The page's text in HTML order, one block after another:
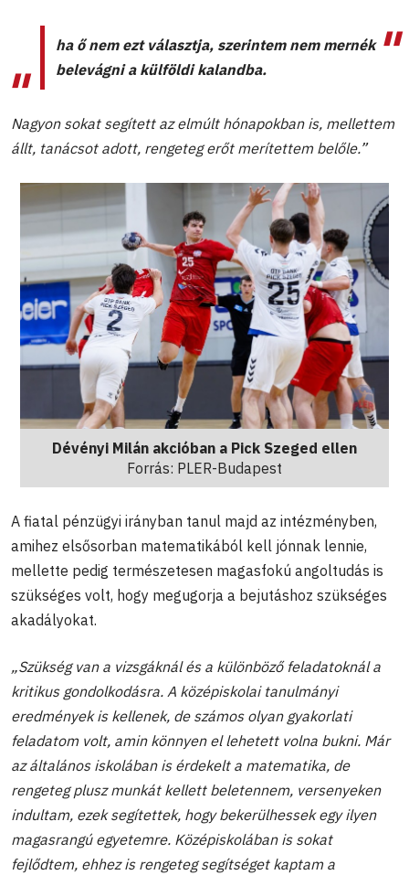
ha ő nem ezt választja, szerintem nem mernék
belevágni a külföldi kalandba.
Nagyon sokat segített az elmúlt hónapokban is, mellettem
állt, tanácsot adott, rengeteg erőt merítettem belőle.”
Dévényi Milán akcióban a Pick Szeged ellen
Forrás: PLER-Budapest
A fiatal pénzügyi irányban tanul majd az intézményben,
amihez elsősorban matematikából kell jónnak lennie,
mellette pedig természetesen magasfokú angoltudás is
szükséges volt, hogy megugorja a bejutáshoz szükséges
akadályokat.
„Szükség van a vizsgáknál és a különböző feladatoknál a
kritikus gondolkodásra. A középiskolai tanulmányi
eredmények is kellenek, de számos olyan gyakorlati
feladatom volt, amin könnyen el lehetett volna bukni. Már
az általános iskolában is érdekelt a matematika, de
rengeteg plusz munkát kellett beletennem, versenyeken
indultam, ezek segítettek, hogy bekerülhessek egy ilyen
magasrangú egyetemre. Középiskolában is sokat
fejlődtem, ehhez is rengeteg segítséget kaptam a